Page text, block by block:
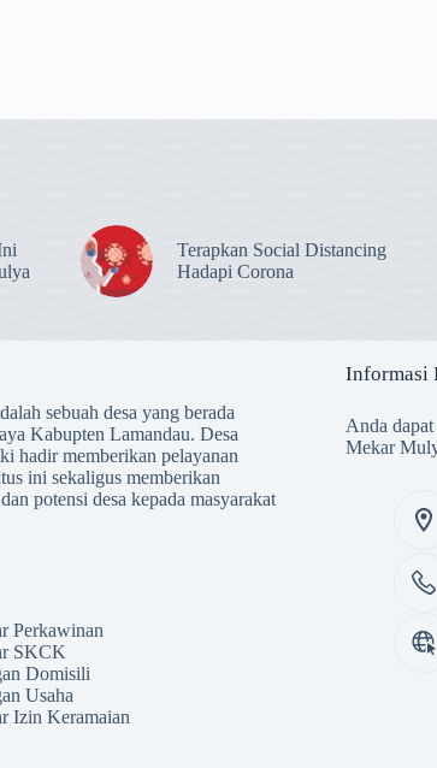
Terapkan Social Distancing
Hadapi Corona
sebuah desa yang berada
Kabupten Lamandau. Desa
hadir memberikan pelayanan
ini sekaligus memberikan
potensi desa kepada masyarakat
Perkawinan
SKCK
Domisili
Usaha
Izin Keramaian
Informasi
Anda
Mekar